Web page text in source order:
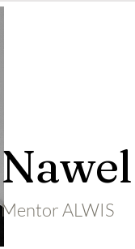
Mentor ALWIS